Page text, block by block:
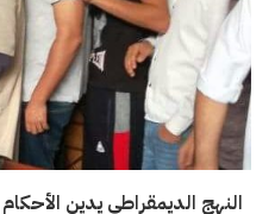
النهج الديمقراطي يدين